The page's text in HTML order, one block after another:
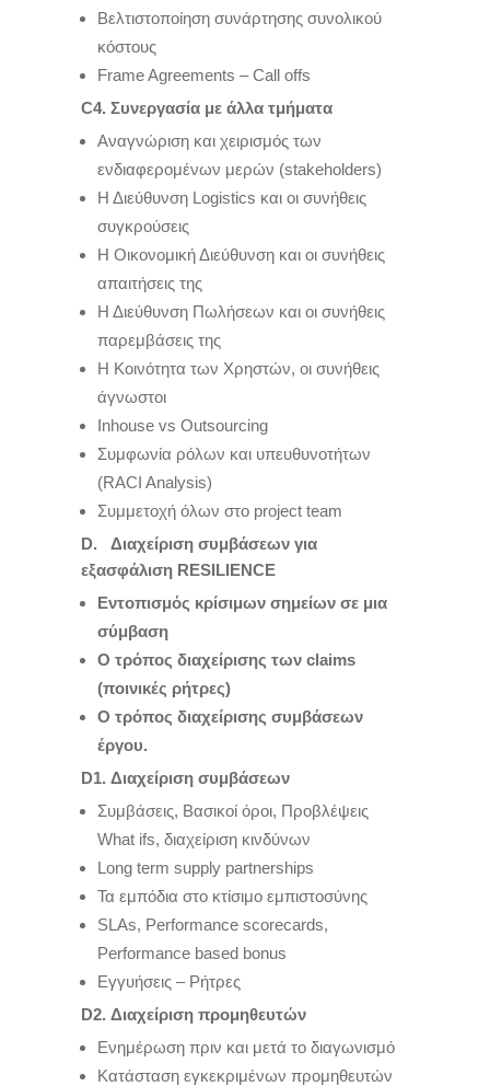
Βελτιστοποίηση συνάρτησης συνολικού
κόστους
Frame Agreements – Call offs
C4. Συνεργασία με άλλα τμήματα
Αναγνώριση και χειρισμός των
ενδιαφερομένων μερών (stakeholders)
Η Διεύθυνση Logistics και οι συνήθεις
συγκρούσεις
Η Οικονομική Διεύθυνση και οι συνήθεις
απαιτήσεις της
Η Διεύθυνση Πωλήσεων και οι συνήθεις
παρεμβάσεις της
Η Κοινότητα των Χρηστών, οι συνήθεις
άγνωστοι
Ιnhouse vs Outsourcing
Συμφωνία ρόλων και υπευθυνοτήτων
(RACI Analysis)
Συμμετοχή όλων στο project team
D. Διαχείριση συμβάσεων για
εξασφάλιση RESILIENCE
Εντοπισμός κρίσιμων σημείων σε μια
σύμβαση
Ο τρόπος διαχείρισης των claims
(ποινικές ρήτρες)
Ο τρόπος διαχείρισης συμβάσεων
έργου.
D1. Διαχείριση συμβάσεων
Συμβάσεις, Βασικοί όροι, Προβλέψεις
What ifs, διαχείριση κινδύνων
Long term supply partnerships
Τα εμπόδια στο κτίσιμο εμπιστοσύνης
SLAs, Performance scorecards,
Performance based bonus
Eγγυήσεις – Ρήτρες
D2. Διαχείριση προμηθευτών
Ενημέρωση πριν και μετά το διαγωνισμό
Κατάσταση εγκεκριμένων προμηθευτών